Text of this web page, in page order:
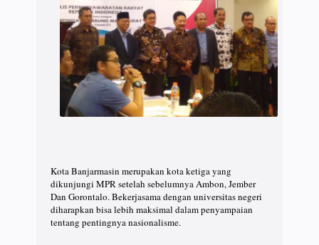
Kota Banjarmasin merupakan kota ketiga yang
dikunjungi MPR setelah sebelumnya Ambon, Jember
Dan Gorontalo. Bekerjasama dengan universitas negeri
diharapkan bisa lebih maksimal dalam penyampaian
tentang pentingnya nasionalisme.